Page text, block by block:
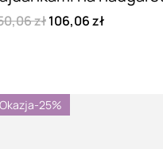
zł106,06 zł
Okazja-25%